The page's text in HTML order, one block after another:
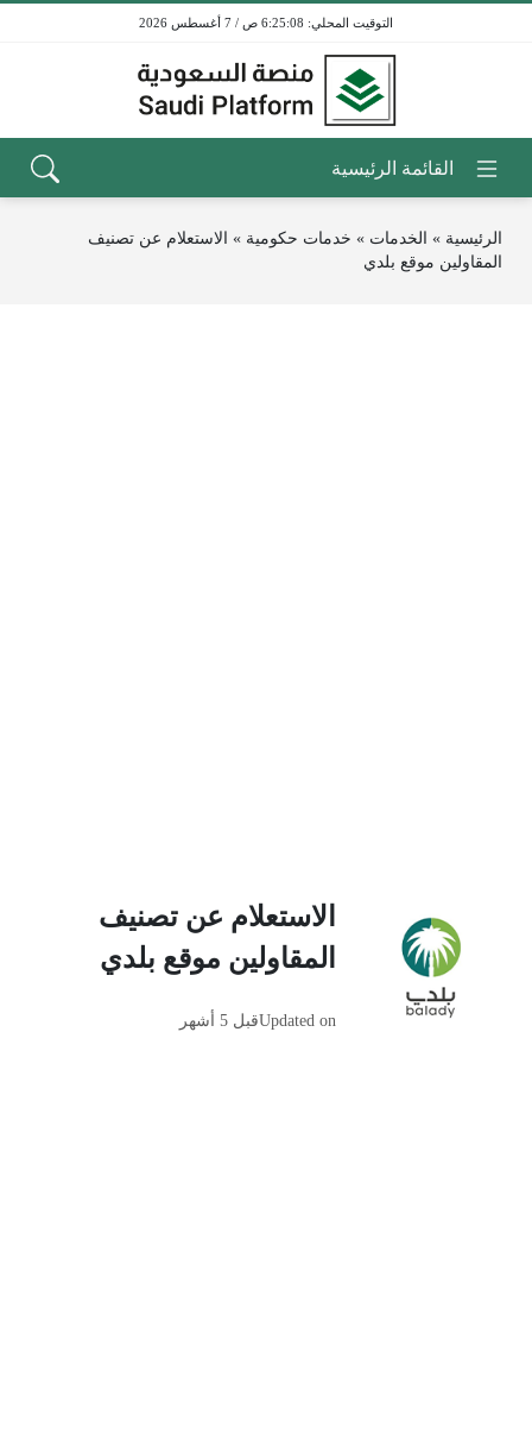
6:25:08 ص / 7 أغسطس 2026
الرئيسية » الخدمات » خدمات حكومية » الاستعلام عن تصنيف
المقاولين موقع بلدي
الاستعلام عن تصنيف
المقاولين موقع بلدي
Updated onقبل 5 أشهر